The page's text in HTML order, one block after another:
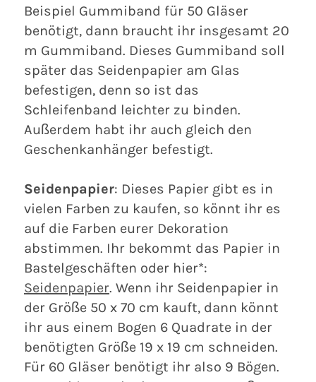
Beispiel Gummiband für 50 Gläser
benötigt, dann braucht ihr insgesamt 20
m Gummiband. Dieses Gummiband soll
später das Seidenpapier am Glas
befestigen, denn so ist das
Schleifenband leichter zu binden.
Außerdem habt ihr auch gleich den
Geschenkanhänger befestigt.
Seidenpapier: Dieses Papier gibt es in
vielen Farben zu kaufen, so könnt ihr es
auf die Farben eurer Dekoration
abstimmen. Ihr bekommt das Papier in
Bastelgeschäften oder hier*:
Seidenpapier. Wenn ihr Seidenpapier in
der Größe 50 x 70 cm kauft, dann könnt
ihr aus einem Bogen 6 Quadrate in der
benötigten Größe 19 x 19 cm schneiden.
Für 60 Gläser benötigt ihr also 9 Bögen.